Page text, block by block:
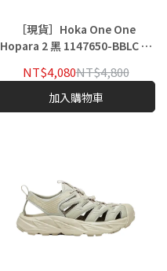
［現貨］Hoka One One
Hopara 2 黑 1147650-BBLC 戶
NT$4,080NT$4,800
加入購物車